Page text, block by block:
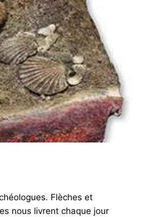
Flèches et
nous livrent chaque jour